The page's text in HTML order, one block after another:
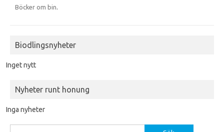
Böcker om bin.
Biodlingsnyheter
Inget nytt
Nyheter runt honung
Inga nyheter